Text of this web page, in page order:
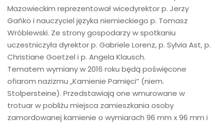
Mazowieckim reprezentował wicedyrektor p. Jerzy
Gańko i nauczyciel języka niemieckiego p. Tomasz
Wróblewski. Ze strony gospodarzy w spotkaniu
uczestniczyła dyrektor p. Gabriele Lorenz, p. Sylvia Ast, p.
Christiane Goetzel i p. Angela Klausch.
Tematem wymiany w 2016 roku będą poświęcone
ofiarom nazizmu „Kamienie Pamięci” (niem.
Stolpersteine). Przedstawiają one wmurowane w
trotuar w pobliżu miejsca zamieszkania osoby
zamordowanej kamienie o wymiarach 96 mm x 96 mm i